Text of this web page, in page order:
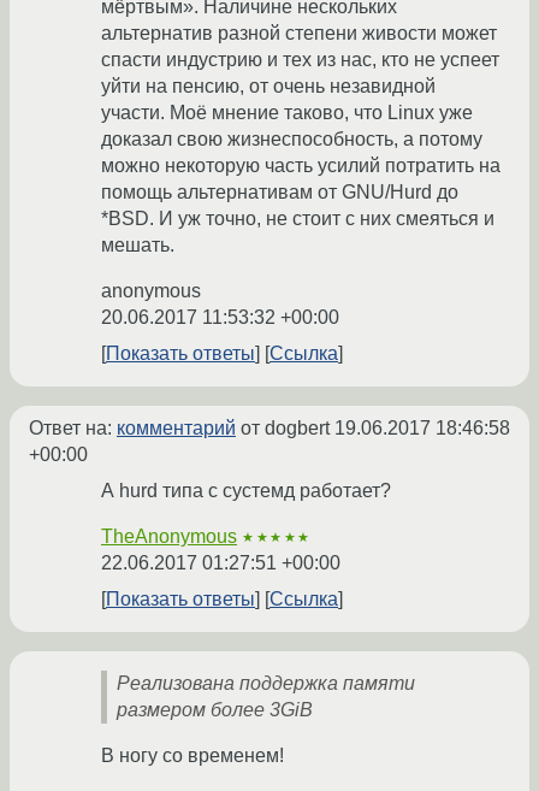
мёртвым». Наличине нескольких
альтернатив разной степени живости может
спасти индустрию и тех из нас, кто не успеет
уйти на пенсию, от очень незавидной
участи. Моё мнение таково, что Linux уже
доказал свою жизнеспособность, а потому
можно некоторую часть усилий потратить на
помощь альтернативам от GNU/Hurd до
*BSD. И уж точно, не стоит с них смеяться и
мешать.
anonymous
20.06.2017 11:53:32 +00:00
Показать ответы
Ссылка
Ответ на: комментарий от dogbert 19.06.2017 18:46:58
+00:00
А hurd типа с сустемд работает?
TheAnonymous ★★★★★
22.06.2017 01:27:51 +00:00
Показать ответы
Ссылка
Реализована поддержка памяти
размером более 3GiB
В ногу со временем!